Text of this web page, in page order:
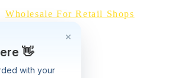
Wholesale For Retail Shops